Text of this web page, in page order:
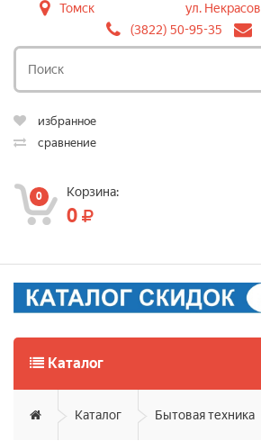
Томск
ул.
(3822) 50-95-35
избранное
сравнение
0 Корзина:
0
Каталог
Каталог Бытовая техника